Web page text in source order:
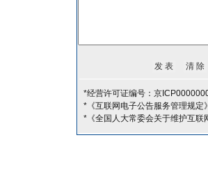
*经营许可证编号：京
*《互联网电子公告服务管理规定》
*《全国人大常委会关于维护互联